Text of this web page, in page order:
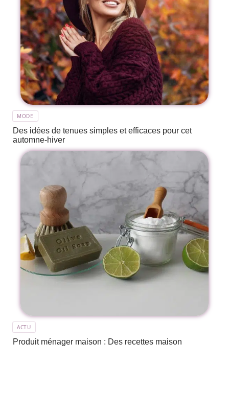
MODE
Des idées de tenues simples et efficaces pour cet
automne-hiver
ACTU
Produit ménager maison : Des recettes maison